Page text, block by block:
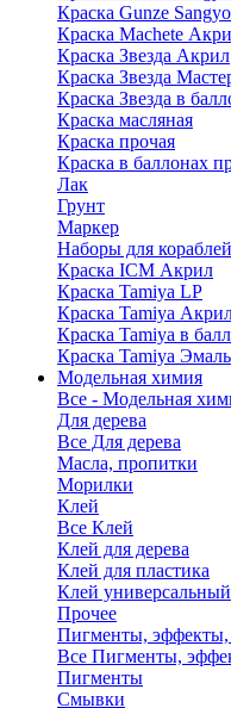
Краска Gunze
Краска Machete
Краска Звезда Акрил
Краска Звезда
Краска Звезда в
Краска масляная
Краска прочая
Краска в баллонах
Лак
Грунт
Маркер
Наборы для кораблей
Краска ICM Акрил
Краска Tamiya LP
Краска Tamiya
Краска Tamiya в
Краска Tamiya Эмаль
Модельная химия
Все - Модельная
Для дерева
Все Для дерева
Масла, пропитки
Морилки
Клей
Все Клей
Клей для дерева
Клей для пластика
Клей универсальный
Прочее
Пигменты,
Все Пигменты,
Пигменты
Смывки